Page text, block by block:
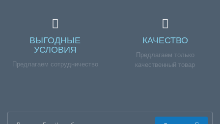
ВЫГОДНЫЕ
УСЛОВИЯ
Предлагаем сотрудничество
КАЧЕСТВО
Предлагаем только
качественный товар